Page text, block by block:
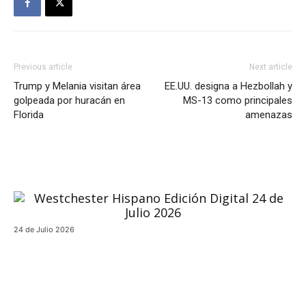
Previous article
Trump y Melania visitan área
golpeada por huracán en
Florida
Next article
EE.UU. designa a Hezbollah y
MS-13 como principales
amenazas
24 de Julio 2026